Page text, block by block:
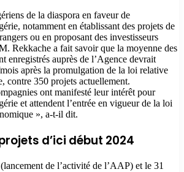
de la diaspora en faveur de
notamment en établissant des projets de
ou en proposant des investisseurs
Rekkache a fait savoir que la moyenne des
enregistrés auprès de l’Agence devrait
après la promulgation de la loi relative
contre 350 projets actuellement.
ont manifesté leur intérêt pour
et attendent l’entrée en vigueur de la loi
», a-t-il dit.
d’ici début 2024
de l’activité de l’AAP) et le 31